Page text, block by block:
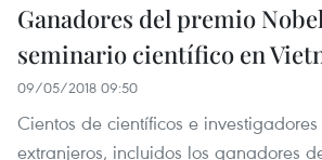
Ganadores del premio
seminario científico en
09/05/2018 09:50
Cientos de científicos e
extranjeros, incluidos los ganadores